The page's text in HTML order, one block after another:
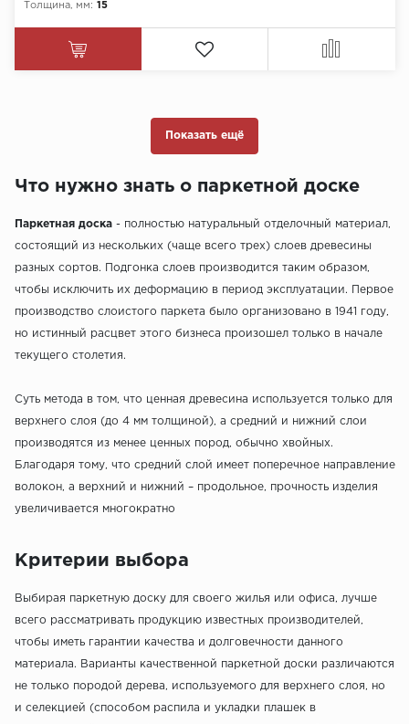
Толщина, мм: 15
Показать ещё
Что нужно знать о паркетной доске
Паркетная доска - полностью натуральный отделочный материал,
состоящий из нескольких (чаще всего трех) слоев древесины
разных сортов. Подгонка слоев производится таким образом,
чтобы исключить их деформацию в период эксплуатации. Первое
производство слоистого паркета было организовано в 1941 году,
но истинный расцвет этого бизнеса произошел только в начале
текущего столетия.
Суть метода в том, что ценная древесина используется только для
верхнего слоя (до 4 мм толщиной), а средний и нижний слои
производятся из менее ценных пород, обычно хвойных.
Благодаря тому, что средний слой имеет поперечное направление
волокон, а верхний и нижний – продольное, прочность изделия
увеличивается многократно
Критерии выбора
Выбирая паркетную доску для своего жилья или офиса, лучше
всего рассматривать продукцию известных производителей,
чтобы иметь гарантии качества и долговечности данного
материала. Варианты качественной паркетной доски различаются
не только породой дерева, используемого для верхнего слоя, но
и селекцией (способом распила и укладки плашек в